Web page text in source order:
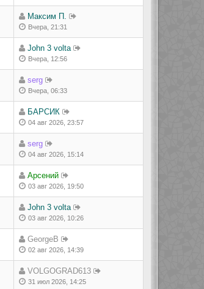
Максим П.
Вчера, 21:31
John 3 volta
Вчера, 12:56
serg
Вчера, 06:33
БАРСИК
04 авг 2026, 23:57
serg
04 авг 2026, 15:14
Арсений
03 авг 2026, 19:50
John 3 volta
03 авг 2026, 10:26
GeorgeB
02 авг 2026, 14:39
VOLGOGRAD613
31 июл 2026, 14:25